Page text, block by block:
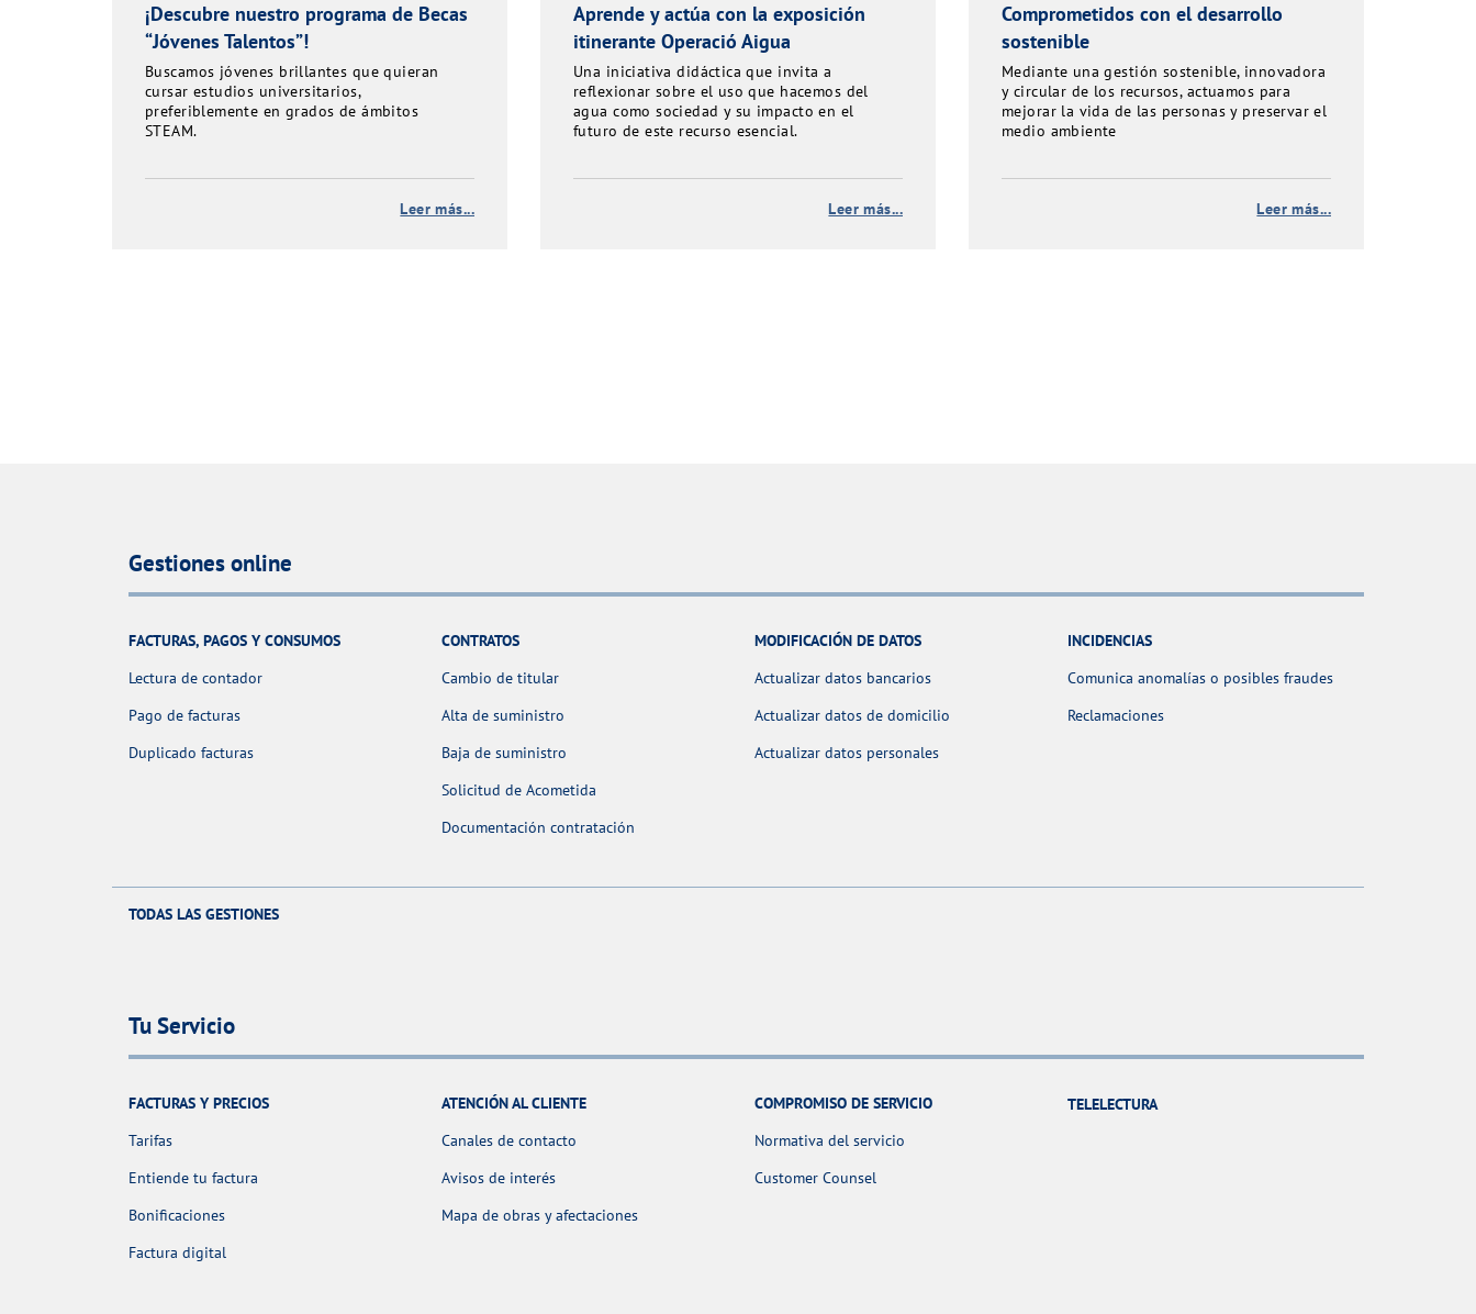
¡Descubre nuestro programa de Becas
“Jóvenes Talentos”!
Buscamos jóvenes brillantes que quieran
cursar estudios universitarios,
preferiblemente en grados de ámbitos
STEAM.
Leer más...
Aprende y actúa con la exposición
itinerante Operació Aigua
Una iniciativa didáctica que invita a
reflexionar sobre el uso que hacemos del
agua como sociedad y su impacto en el
futuro de este recurso esencial.
Leer más...
Comprometidos con el desarrollo
sostenible
Mediante una gestión sostenible, innovadora
y circular de los recursos, actuamos para
mejorar la vida de las personas y preservar el
medio ambiente
Leer más...
Gestiones online
FACTURAS, PAGOS Y CONSUMOS
Lectura de contador
Pago de facturas
Duplicado facturas
CONTRATOS
Cambio de titular
Alta de suministro
Baja de suministro
Solicitud de Acometida
Documentación contratación
MODIFICACIÓN DE DATOS
Actualizar datos bancarios
Actualizar datos de domicilio
Actualizar datos personales
INCIDENCIAS
Comunica anomalías o posibles fraudes
Reclamaciones
TODAS LAS GESTIONES
Tu Servicio
FACTURAS Y PRECIOS
Tarifas
Entiende tu factura
Bonificaciones
Factura digital
ATENCIÓN AL CLIENTE
Canales de contacto
Avisos de interés
Mapa de obras y afectaciones
COMPROMISO DE SERVICIO
Normativa del servicio
Customer Counsel
TELELECTURA